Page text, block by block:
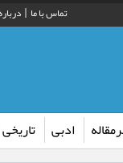
تماس با ما
ادبی تاریخی